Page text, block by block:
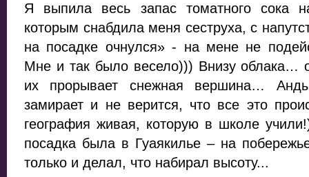
Я выпила весь запас томатного сока
которым снабдила меня сеструха, с
на посадке очнулся» - на мене не
Мне и так было весело))) Внизу облака…
их прорывает снежная вершина…
замирает и не верится, что все это
география живая, которую в школе
посадка была в Гуаякилье – на
только и делал, что набирал высоту...